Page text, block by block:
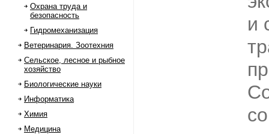
Охрана труда и
безопасность
Гидромеханизация
Ветеринария. Зоотехния
Сельское, лесное и рыбное
хозяйство
Биологические науки
Информатика
Химия
Медицина
и